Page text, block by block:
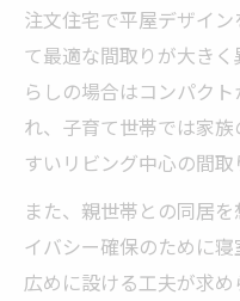
注文住宅で平屋デザイ
て最適な間取りが大き
らしの場合はコンパク
れ、子育て世帯では家
すいリビング中心の間取
また、親世帯との同居
イバシー確保のために
広めに設ける工夫が求